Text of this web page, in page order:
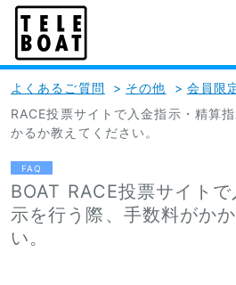
よくあるご質問 > その他 > 会員限
RACE投票サイトで入金指示・精算
かるか教えてください。
FAQ
BOAT RACE投票サイト
示を行う際、手数料がか
い。